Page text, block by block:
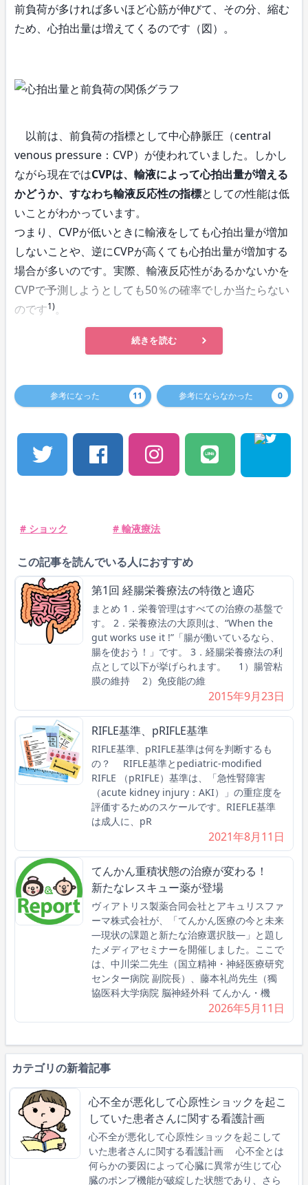
前負荷が多ければ多いほど心筋が伸びて、その分、縮む
ため、心拍出量は増えてくるのです（図）。
以前は、前負荷の指標として中心静脈圧（central
venous pressure：CVP）が使われていました。しかし
ながら現在ではCVPは、輸液によって心拍出量が増える
かどうか、すなわち輸液反応性の指標としての性能は低
いことがわかっています。
つまり、CVPが低いときに輸液をしても心拍出量が増加
しないことや、逆にCVPが高くても心拍出量が増加する
場合が多いのです。実際、輸液反応性があるかないかを
CVPで予測しようとしても50％の確率でしか当たらない
のです1)。
続きを読む
参考になった 11 参考にならなかった 0
# ショック # 輸液療法
この記事を読んでいる人におすすめ
第1回 経腸栄養療法の特徴と適応
まとめ 1．栄養管理はすべての治療の基盤で
す。 2．栄養療法の大原則は、“When the
gut works use it !”「腸が働いているなら、
腸を使おう！」です。 3．経腸栄養療法の利
点として以下が挙げられます。 1）腸管粘
膜の維持 2）免疫能の維
2015年9月23日
RIFLE基準、pRIFLE基準
RIFLE基準、pRIFLE基準は何を判断するも
の？ RIFLE基準とpediatric-modified
RIFLE （pRIFLE）基準は、「急性腎障害
（acute kidney injury：AKI）」の重症度を
評価するためのスケールです。RIEFLE基準
は成人に、pR
2021年8月11日
てんかん重積状態の治療が変わる！
新たなレスキュー薬が登場
ヴィアトリス製薬合同会社とアキュリスファ
ーマ株式会社が、「てんかん医療の今と未来
―現状の課題と新たな治療選択肢―」と題し
たメディアセミナーを開催しました。ここで
は、中川栄二先生（国立精神・神経医療研究
センター病院 副院長）、藤本礼尚先生（獨
協医科大学病院 脳神経外科 てんかん・機
2026年5月11日
カテゴリの新着記事
心不全が悪化して心原性ショックを起こ
していた患者さんに関する看護計画
心不全が悪化して心原性ショックを起こして
いた患者さんに関する看護計画 心不全とは
何らかの要因によって心臓に異常が生じて心
臓のポンプ機能が破綻した状態であり、さら